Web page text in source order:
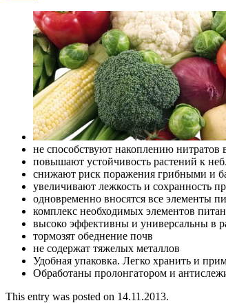
не способствуют накоплению нитратов
повышают устойчивость растений к
снижают риск поражения грибными и
увеличивают лежкость и сохранность
одновременно вносятся все элементы
комплекс необходимых элементов
высоко эффективны и универсальны в
тормозят обеднение почв
не содержат тяжелых металлов
Удобная упаковка. Легко хранить и
Обработаны пролонгатором и
This entry was posted on 14.11.2013.